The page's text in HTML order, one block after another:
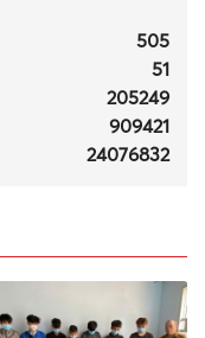
505
51
205249
909421
24076832